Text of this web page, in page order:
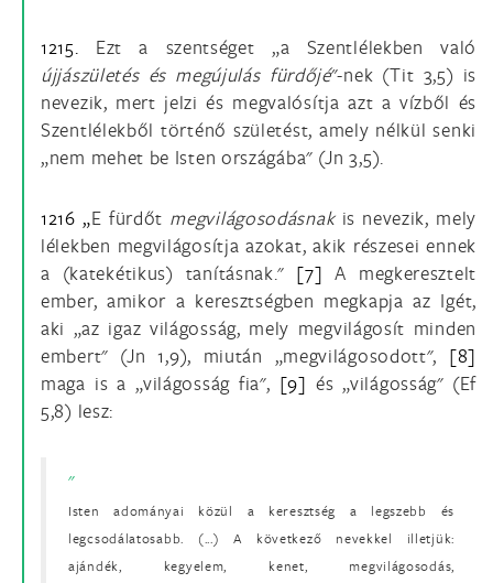
1215. Ezt a szentséget „a Szentlélekben való
újjászületés és megújulás fürdőjé"-nek (Tit 3,5) is
nevezik, mert jelzi és megvalósítja azt a vízből és
Szentlélekből történő születést, amely nélkül senki
„nem mehet be Isten országába" (Jn 3,5).
1216 „E fürdőt megvilágosodásnak is nevezik, mely
lélekben megvilágosítja azokat, akik részesei ennek
a (katekétikus) tanításnak." [7] A megkeresztelt
ember, amikor a keresztségben megkapja az Igét,
aki „az igaz világosság, mely megvilágosít minden
embert" (Jn 1,9), miután „megvilágosodott", [8]
maga is a „világosság fia", [9] és „világosság" (Ef
5,8) lesz:
Isten adományai közül a keresztség a legszebb és
legcsodálatosabb. (...) A következő nevekkel illetjük:
ajándék, kegyelem, kenet, megvilágosodás,